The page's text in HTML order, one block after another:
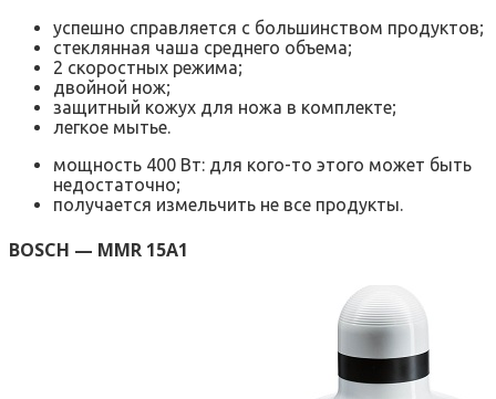
успешно справляется с большинством продуктов;
стеклянная чаша среднего объема;
2 скоростных режима;
двойной нож;
защитный кожух для ножа в комплекте;
легкое мытье.
мощность 400 Вт: для кого-то этого может быть
недостаточно;
получается измельчить не все продукты.
BOSCH — MMR 15A1